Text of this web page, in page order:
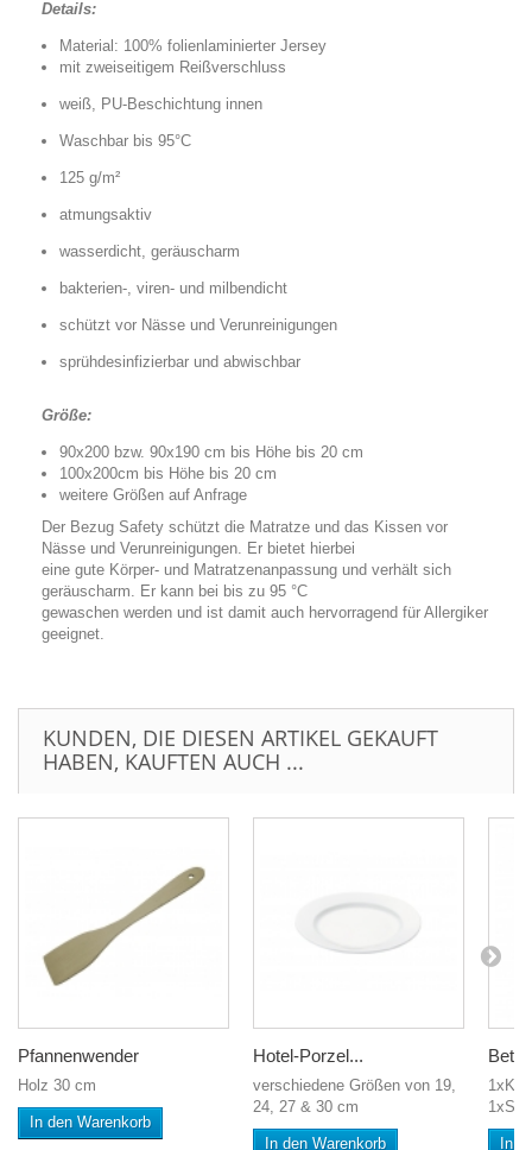
Details:
Material: 100% folienlaminierter Jersey
mit zweiseitigem Reißverschluss
weiß, PU-Beschichtung innen
Waschbar bis 95°C
125 g/m²
atmungsaktiv
wasserdicht, geräuscharm
bakterien-, viren- und milbendicht
schützt vor Nässe und Verunreinigungen
sprühdesinfizierbar und abwischbar
Größe:
90x200 bzw. 90x190 cm bis Höhe bis 20 cm
100x200cm bis Höhe bis 20 cm
weitere Größen auf Anfrage
Der Bezug Safety schützt die Matratze und das Kissen vor
Nässe und Verunreinigungen. Er bietet hierbei
eine gute Körper- und Matratzenanpassung und verhält sich
geräuscharm. Er kann bei bis zu 95 °C
gewaschen werden und ist damit auch hervorragend für Allergiker
geeignet.
KUNDEN, DIE DIESEN ARTIKEL GEKAUFT
HABEN, KAUFTEN AUCH ...
Pfannenwender
Holz 30 cm
In den Warenkorb
Hotel-Porzel...
verschiedene Größen von 19,
24, 27 & 30 cm
In den Warenkorb
Bett
In